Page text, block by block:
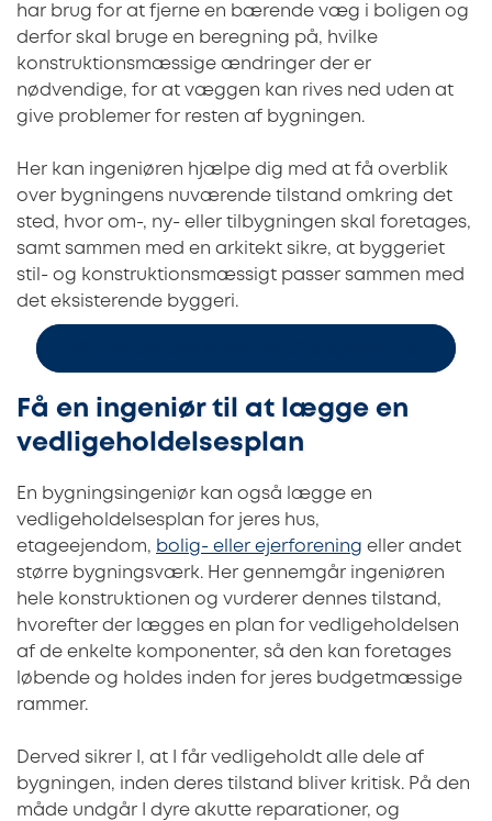
har brug for at fjerne en bærende væg i boligen og
derfor skal bruge en beregning på, hvilke
konstruktionsmæssige ændringer der er
nødvendige, for at væggen kan rives ned uden at
give problemer for resten af bygningen.
Her kan ingeniøren hjælpe dig med at få overblik
over bygningens nuværende tilstand omkring det
sted, hvor om-, ny- eller tilbygningen skal foretages,
samt sammen med en arkitekt sikre, at byggeriet
stil- og konstruktionsmæssigt passer sammen med
det eksisterende byggeri.
Få en ingeniør til at lægge en
vedligeholdelsesplan
En bygningsingeniør kan også lægge en
vedligeholdelsesplan for jeres hus,
etageejendom, bolig- eller ejerforening eller andet
større bygningsværk. Her gennemgår ingeniøren
hele konstruktionen og vurderer dennes tilstand,
hvorefter der lægges en plan for vedligeholdelsen
af de enkelte komponenter, så den kan foretages
løbende og holdes inden for jeres budgetmæssige
rammer.
Derved sikrer I, at I får vedligeholdt alle dele af
bygningen, inden deres tilstand bliver kritisk. På den
måde undgår I dyre akutte reparationer, og